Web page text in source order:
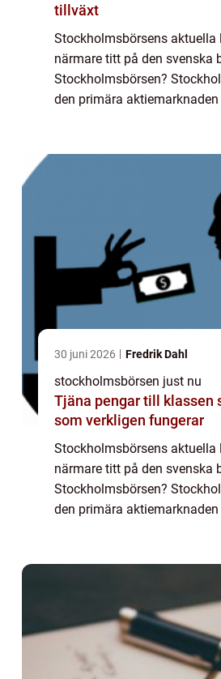
tillväxt
Stockholmsbörsens aktuella
närmare titt på den svenska
Stockholmsbörsen?
den primära aktiemarknaden
30 juni 2026 Fredrik Dahl
stockholmsbörsen just nu
Tjäna pengar till klassen smarta idéer
som verkligen fungerar
Stockholmsbörsens aktuella
närmare titt på den svenska
Stockholmsbörsen?
den primära aktiemarknaden